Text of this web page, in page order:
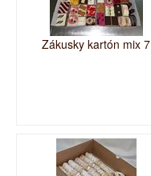
Zákusky kartón mix 7